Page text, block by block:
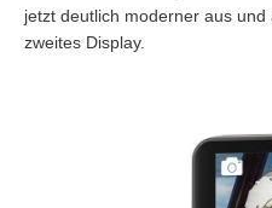
jetzt deutlich moderner aus
zweites Display.